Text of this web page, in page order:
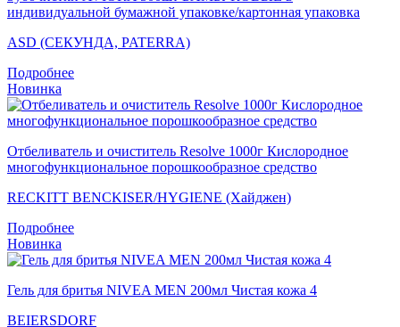
индивидуальной бумажной упаковке/картонная упаковка
ASD (СЕКУНДА, PATERRA)
Подробнее
Новинка
Отбеливатель и очиститель Resolve 1000г Кислородное
многофункциональное порошкообразное средство
RECKITT BENCKISER/HYGIENE (Хайджен)
Подробнее
Новинка
Гель для бритья NIVEA MEN 200мл Чистая кожа 4
BEIERSDORF